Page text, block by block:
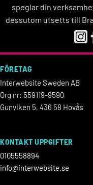
speglar din
dessutom utsetts till
FÖRETAG
Interwebsite Sweden AB
Org nr: 559119-9590
Gunviken 5, 436 58 Hovås
KONTAKT UPPGIFTER
0105558894
info@interwebsite.se